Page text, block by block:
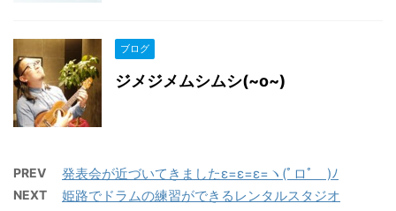
ブログ
ジメジメムシムシ(~o~)
PREV 発表会が近づいてきましたε=ε=ε=ヽ(ﾟロﾟ )ﾉ
NEXT 姫路でドラムの練習ができるレンタルスタジオ